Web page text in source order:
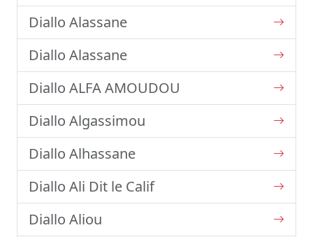
Diallo Alassane
Diallo Alassane
Diallo ALFA AMOUDOU
Diallo Algassimou
Diallo Alhassane
Diallo Ali Dit le Calif
Diallo Aliou